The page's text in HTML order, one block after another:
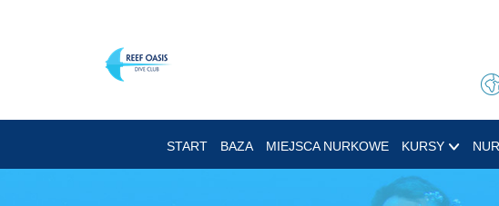
START BAZA MIEJSCA NURKOWE KURSY